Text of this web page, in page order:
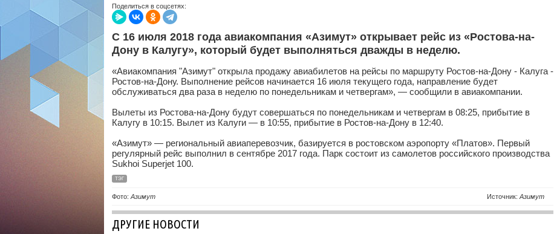
Поделиться в соцсетях:
С 16 июля 2018 года авиакомпания «Азимут» открывает рейс из «Ростова-на-
Дону в Калугу», который будет выполняться дважды в неделю.
«Авиакомпания "Азимут" открыла продажу авиабилетов на рейсы по маршруту Ростов-на-Дону - Калуга -
Ростов-на-Дону. Выполнение рейсов начинается 16 июля текущего года, направление будет
обслуживаться два раза в неделю по понедельникам и четвергам», — сообщили в авиакомпании.
Вылеты из Ростова-на-Дону будут совершаться по понедельникам и четвергам в 08:25, прибытие в
Калугу в 10:15. Вылет из Калуги — в 10:55, прибытие в Ростов-на-Дону в 12:40.
«Азимут» — региональный авиаперевозчик, базируется в ростовском аэропорту «Платов». Первый
регулярный рейс выполнил в сентябре 2017 года. Парк состоит из самолетов российского производства
Sukhoi Superjet 100.
ТЭГ
Фото: Азимут Источник: Азимут
ДРУГИЕ НОВОСТИ